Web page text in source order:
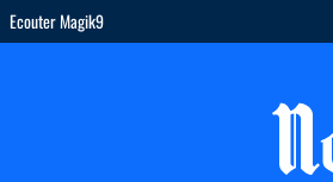
Ecouter Magik9